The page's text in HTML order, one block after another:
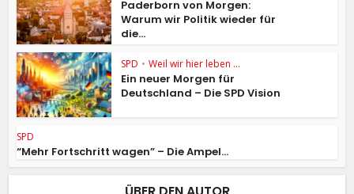
Paderborn von Morgen:
Warum wir Politik wieder für
die...
SPD • Weil wir hier leben ...
Ein neuer Morgen für
Deutschland – Die SPD Vision
SPD
“Mehr Fortschritt wagen” – Die Ampel...